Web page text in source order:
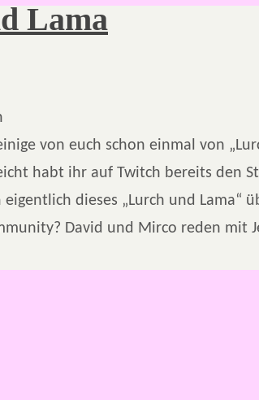
Lama
von euch schon einmal von
habt ihr auf Twitch bereits den
dieses „Lurch und Lama“
David und Mirco reden mit